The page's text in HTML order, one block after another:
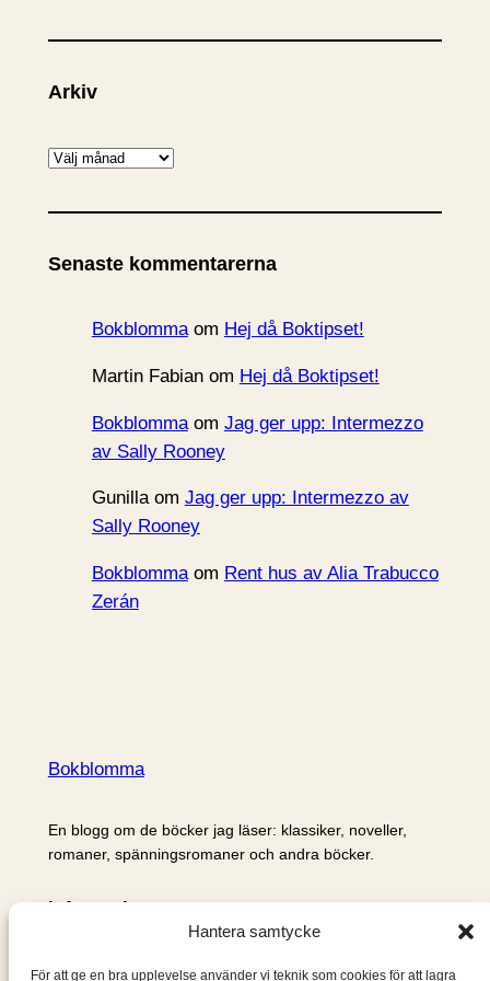
Hantera samtycke
För att ge en bra upplevelse använder vi teknik som cookies för att lagra
Arkiv
A
k
v
Senaste kommentarerna
Bokblommaom Hej då Boktipset!
Martin Fabianom Hej då Boktipset!
Bokblommaom Jag ger upp: Intermezzo
av Sally Rooney
Gunillaom Jag ger upp: Intermezzo av
Sally Rooney
Bokblommaom Rent hus av Alia Trabucco
Zerán
Bokblomma
En blogg om de böcker jag läser: klassiker, noveller,
romaner, spänningsromaner och andra böcker.
Information
Om mig & om bloggen